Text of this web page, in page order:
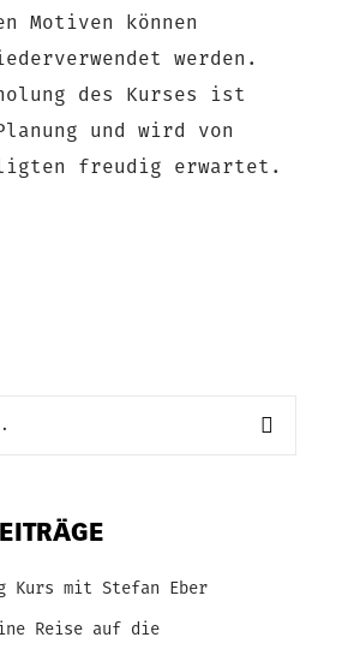
Motiven können
werden.
des Kurses ist
und wird von
freudig erwartet.
Kurs mit Stefan Eber
Reise auf die